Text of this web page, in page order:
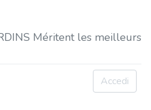
Méritent les meilleurs
Accedi